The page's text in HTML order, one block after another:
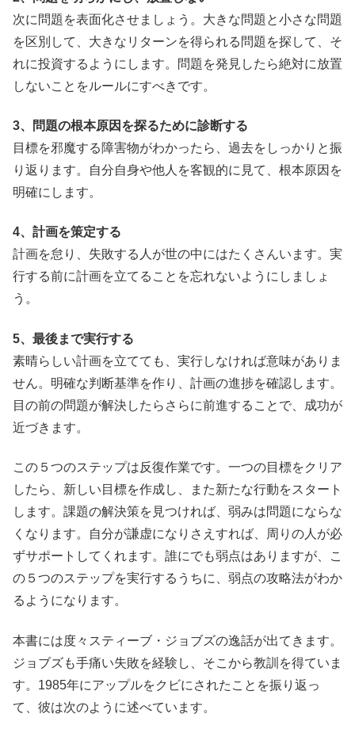
次に問題を表面化させましょう。大きな問題と小さな問題
を区別して、大きなリターンを得られる問題を探して、そ
れに投資するようにします。問題を発見したら絶対に放置
しないことをルールにすべきです。
3、問題の根本原因を探るために診断する
目標を邪魔する障害物がわかったら、過去をしっかりと振
り返ります。自分自身や他人を客観的に見て、根本原因を
明確にします。
4、計画を策定する
計画を怠り、失敗する人が世の中にはたくさんいます。実
行する前に計画を立てることを忘れないようにしましょ
う。
5、最後まで実行する
素晴らしい計画を立てても、実行しなければ意味がありま
せん。明確な判断基準を作り、計画の進捗を確認します。
目の前の問題が解決したらさらに前進することで、成功が
近づきます。
この５つのステップは反復作業です。一つの目標をクリア
したら、新しい目標を作成し、また新たな行動をスタート
します。課題の解決策を見つければ、弱みは問題にならな
くなります。自分が謙虚になりさえすれば、周りの人が必
ずサポートしてくれます。誰にでも弱点はありますが、こ
の５つのステップを実行するうちに、弱点の攻略法がわか
るようになります。
本書には度々スティーブ・ジョブズの逸話が出てきます。
ジョブズも手痛い失敗を経験し、そこから教訓を得ていま
す。1985年にアップルをクビにされたことを振り返っ
て、彼は次のように述べています。